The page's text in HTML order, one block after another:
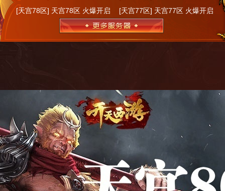
[天宫78区] 天宫78区 火爆开启
[天宫77区] 天宫77区 火爆开启